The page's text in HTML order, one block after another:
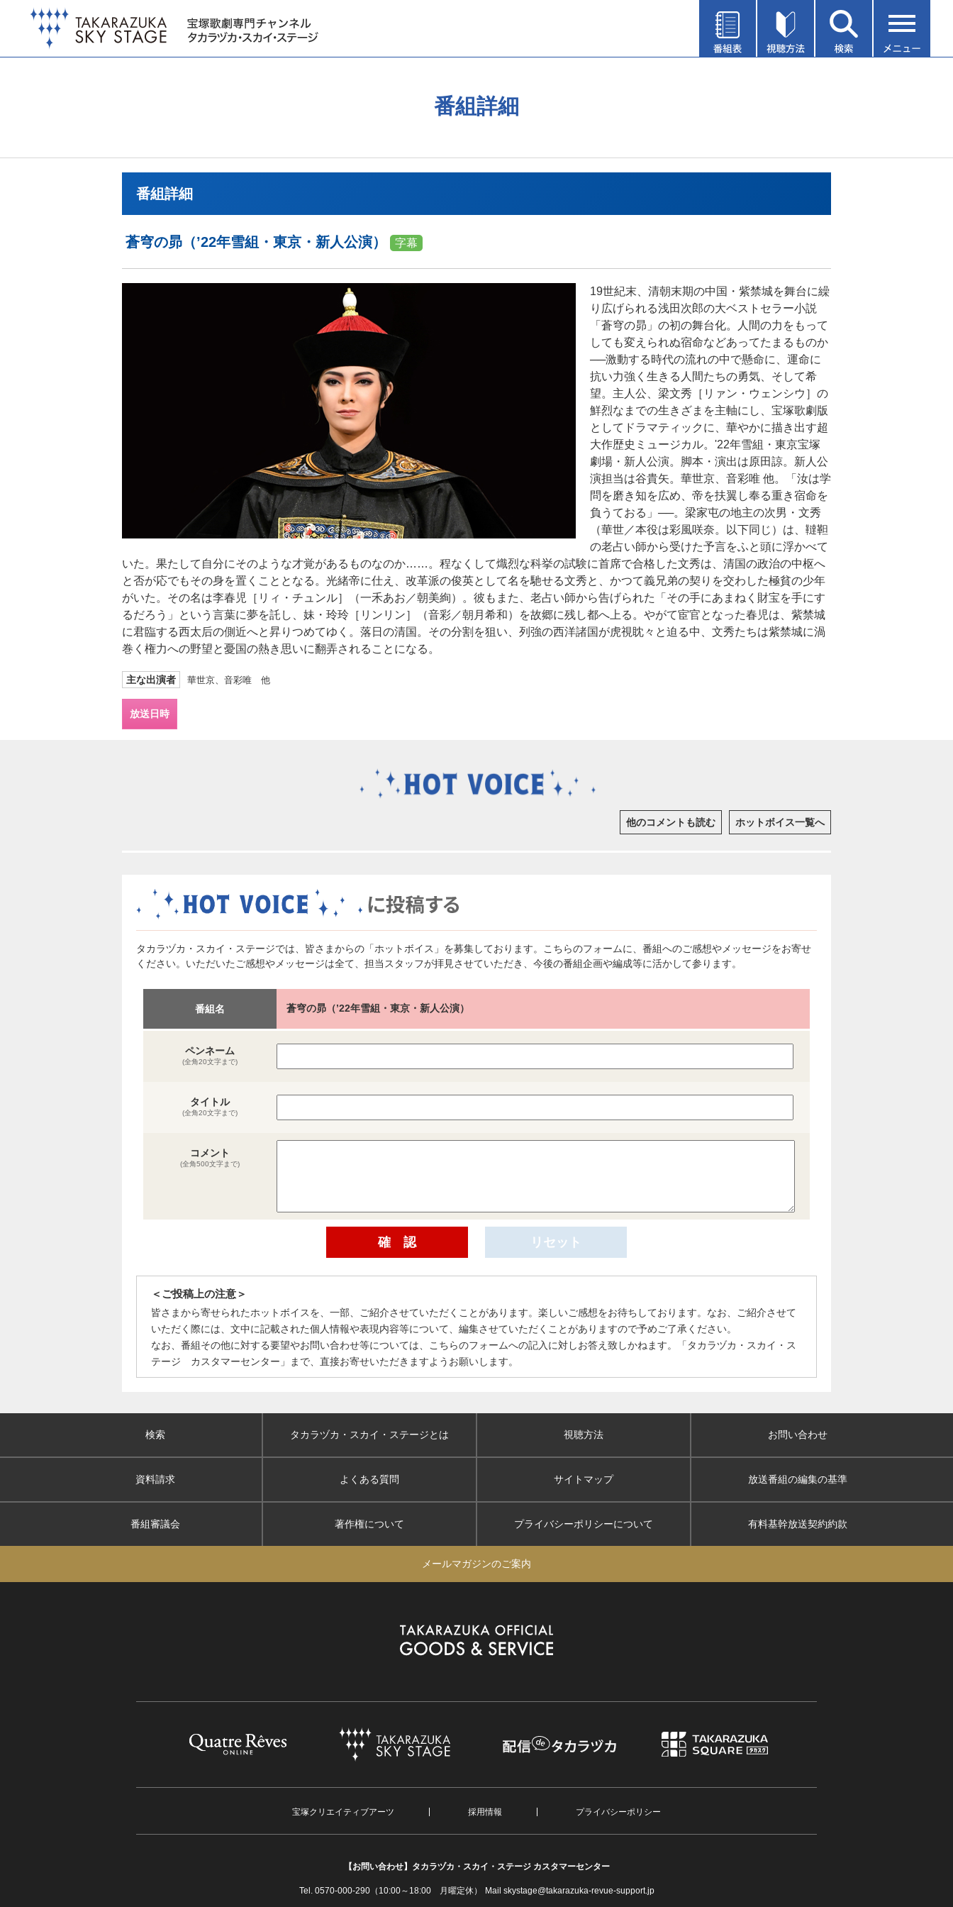
番組詳細
番組詳細
蒼穹の昴（’22年雪組・東京・新人公演） 字幕
19世紀末、清朝末期の中国・紫禁城を舞台に繰
り広げられる浅田次郎の大ベストセラー小説
「蒼穹の昴」の初の舞台化。人間の力をもって
しても変えられぬ宿命などあってたまるものか
──激動する時代の流れの中で懸命に、運命に
抗い力強く生きる人間たちの勇気、そして希
望。主人公、梁文秀［リァン・ウェンシウ］の
鮮烈なまでの生きざまを主軸にし、宝塚歌劇版
としてドラマティックに、華やかに描き出す超
大作歴史ミュージカル。'22年雪組・東京宝塚
劇場・新人公演。脚本・演出は原田諒。新人公
演担当は谷貴矢。華世京、音彩唯 他。「汝は学
問を磨き知を広め、帝を扶翼し奉る重き宿命を
負うておる」──。梁家屯の地主の次男・文秀
（華世／本役は彩風咲奈。以下同じ）は、韃靼
の老占い師から受けた予言をふと頭に浮かべて
いた。果たして自分にそのような才覚があるものなのか……。程なくして熾烈な科挙の試験に首席で合格した文秀は、清国の政治の中枢へ
と否が応でもその身を置くこととなる。光緒帝に仕え、改革派の俊英として名を馳せる文秀と、かつて義兄弟の契りを交わした極貧の少年
がいた。その名は李春児［リィ・チュンル］（一禾あお／朝美絢）。彼もまた、老占い師から告げられた「その手にあまねく財宝を手にす
るだろう」という言葉に夢を託し、妹・玲玲［リンリン］（音彩／朝月希和）を故郷に残し都へ上る。やがて宦官となった春児は、紫禁城
に君臨する西太后の側近へと昇りつめてゆく。落日の清国。その分割を狙い、列強の西洋諸国が虎視眈々と迫る中、文秀たちは紫禁城に渦
巻く権力への野望と憂国の熱き思いに翻弄されることになる。
主な出演者 華世京、音彩唯 他
放送日時
他のコメントも読む ホットボイス一覧へ
タカラヅカ・スカイ・ステージでは、皆さまからの「ホットボイス」を募集しております。こちらのフォームに、番組へのご感想やメッセージをお寄せ
ください。いただいたご感想やメッセージは全て、担当スタッフが拝見させていただき、今後の番組企画や編成等に活かして参ります。
番組名 蒼穹の昴（’22年雪組・東京・新人公演）
ペンネーム
(全角20文字まで)
タイトル
(全角20文字まで)
コメント
(全角500文字まで)
＜ご投稿上の注意＞
皆さまから寄せられたホットボイスを、一部、ご紹介させていただくことがあります。楽しいご感想をお待ちしております。なお、ご紹介させて
いただく際には、文中に記載された個人情報や表現内容等について、編集させていただくことがありますので予めご了承ください。
なお、番組その他に対する要望やお問い合わせ等については、こちらのフォームへの記入に対しお答え致しかねます。「タカラヅカ・スカイ・ス
テージ カスタマーセンター」まで、直接お寄せいただきますようお願いします。
検索 タカラヅカ・スカイ ・ステージとは 視聴方法 お問い合わせ
資料請求 よくある質問 サイトマップ 放送番組の編集の基準
番組審議会 著作権について プライバシーポリシーについて 有料基幹放送契約約款
メールマガジンのご案内
宝塚クリエイティブアーツ 採用情報 プライバシーポリシー
【お問い合わせ】 タカラヅカ・スカイ・ステージ カスタマーセンター
Tel. 0570-000-290（10:00～18:00 月曜定休） Mail skystage@takarazuka-revue-support.jp